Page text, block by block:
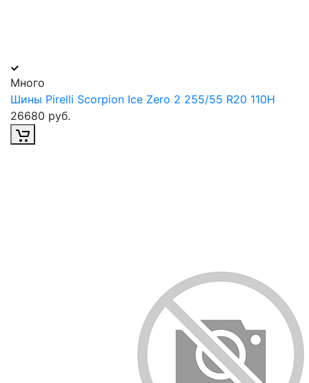
Много
Шины Pirelli Scorpion Ice Zero 2 255/55 R20 110H
26680 руб.